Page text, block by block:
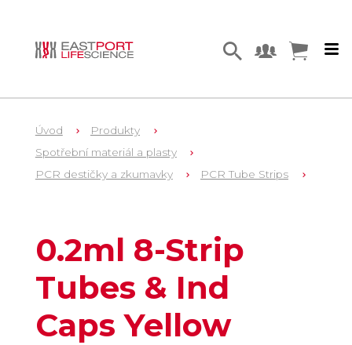
Úvod
Produkty
Spotřební materiál a plasty
PCR destičky a zkumavky
PCR Tube Strips
0.2ml 8-Strip
Tubes & Ind
Caps Yellow